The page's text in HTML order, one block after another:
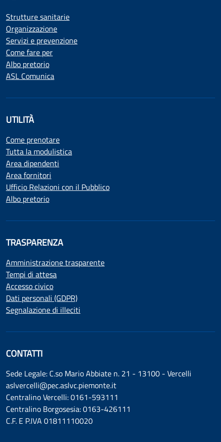
Strutture sanitarie
Organizzazione
Servizi e prevenzione
Come fare per
Albo pretorio
ASL Comunica
UTILITÀ
Come prenotare
Tutta la modulistica
Area dipendenti
Area fornitori
Ufficio Relazioni con il Pubblico
Albo pretorio
TRASPARENZA
Amministrazione trasparente
Tempi di attesa
Accesso civico
Dati personali (GDPR)
Segnalazione di illeciti
CONTATTI
Sede Legale: C.so Mario Abbiate n. 21 - 13100 - Vercelli
aslvercelli@pec.aslvc.piemonte.it
Centralino Vercelli: 0161-593111
Centralino Borgosesia: 0163-426111
C.F. E P.IVA 01811110020